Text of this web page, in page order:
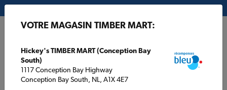
VOTRE MAGASIN TIMBER MART:
Hickey's TIMBER MART (Conception Bay
South)
1117 Conception Bay Highway
Conception Bay South, NL, A1X 4E7